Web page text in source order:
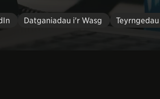
Datganiadau i'r Wasg Teyrngedau